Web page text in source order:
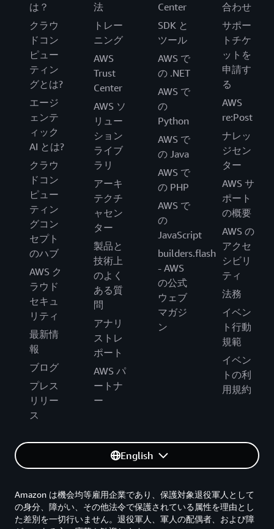
は？
クラウ
ドコン
ピュー
ティン
グとは?
エージ
ェンテ
ィック
AI とは?
クラウ
ドコン
ピュー
ティン
グコン
セプト
のハブ
AWS ク
ラウド
セキュ
リティ
最新情
報
ブログ
プレス
リリー
ス
法
トレー
ニング
AWS
Trust
Center
AWS ソ
リュー
ション
ライブ
ラリ
アーキ
テクチ
ャセン
ター
製品と
技術上
のよく
ある質
問
アナリ
ストレ
ポート
AWS パ
ートナ
ー
Center
SDK と
ツール
AWS で
の .NET
AWS で
の
Python
AWS で
の Java
AWS で
の PHP
AWS で
の
JavaScript
builders.flash
- AWS
の公式
ウェブ
マガジ
ン
合わせ
サポー
トチケ
ットを
申請す
る
AWS
re:Post
ナレッ
ジセン
ター
AWS サ
ポート
の概要
AWS の
アクセ
シビリ
ティ
法務
イベン
ト行動
規範
イベン
トの利
用規約
English
Amazon は機会均等雇用企業であり、保護対象退役軍人として
の身分、障がい、その他法令で保護されている属性を理由とし
た差別を一切行いません。退役軍人、軍人の配偶者、および障